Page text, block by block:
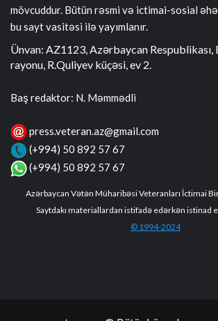
mövcuddur. Bütün rəsmi və ictimai-sosial
bu sayt vasitəsi ilə yayımlanır.
Ünvan: AZ1123, Azərbaycan Respublikası,
rayonu, R.Quliyev küçəsi, ev 2.
Baş redaktor: N. Məmmədli
press.veteran.az@gmail.com
(+994) 50 892 57 67
(+994) 50 892 57 67
Azərbaycan Vətən Müharibəsi Veteranları İctimai
Saytdakı materiallardan istifadə edərkən istinad
© 1994-2024